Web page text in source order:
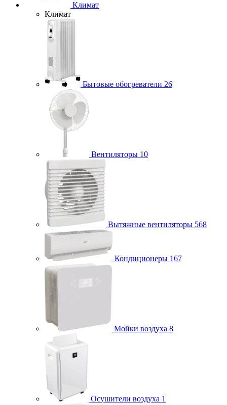
Климат
Климат
Бытовые обогреватели 26
Вентиляторы 10
Вытяжные вентиляторы 568
Кондиционеры 167
Мойки воздуха 8
Осушители воздуха 1